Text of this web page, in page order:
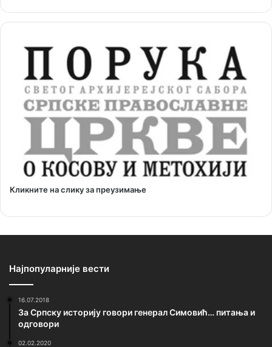
Кликните на слику за преузимање
Најпопуларније вести
16.07.2018
За Српску историју говори генерал Симовић… питања и
одговори
02.02.2020